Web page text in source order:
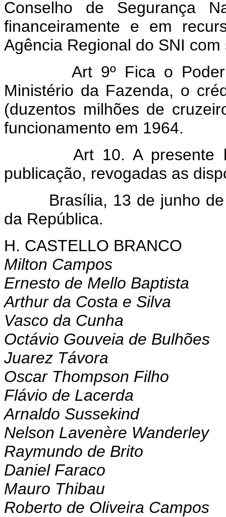
Conselho de Segurança
financeiramente e em
Agência Regional do SNI
Art 9º Fica o
Ministério da Fazenda, o
(duzentos milhões de
funcionamento em 1964.
Art 10. A
publicação, revogadas as
Brasília, 13 de junho de
da República.
H. CASTELLO BRANCO
Milton Campos
Ernesto de Mello Baptista
Arthur da Costa e Silva
Vasco da Cunha
Octávio Gouveia de Bulhões
Juarez Távora
Oscar Thompson Filho
Flávio de Lacerda
Arnaldo Sussekind
Nelson Lavenère Wanderley
Raymundo de Brito
Daniel Faraco
Mauro Thibau
Roberto de Oliveira Campos